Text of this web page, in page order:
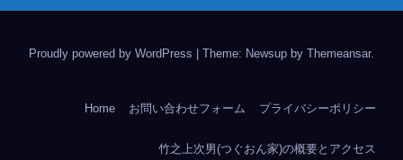
Proudly powered by WordPress Theme: Newsup by Themeansar.
Home お問い合わせフォーム プライバシーポリシー
竹之上次男(つぐおん家)の概要とアクセス